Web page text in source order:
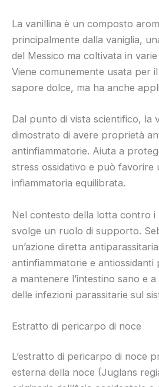
La vanillina è un composto
principalmente dalla vaniglia,
del Messico ma coltivata in
Viene comunemente usata per
sapore dolce, ma ha anche
Dal punto di vista scientifico, la
dimostrato di avere proprietà
antinfiammatorie. Aiuta a
stress ossidativo e può favorire
infiammatoria equilibrata.
Nel contesto della lotta contro i
svolge un ruolo di supporto.
un’azione diretta
antinfiammatorie e
a mantenere l’intestino sano e
delle infezioni parassitarie sul
Estratto di pericarpo di noce
L’estratto di pericarpo di noce
esterna della noce (Juglans